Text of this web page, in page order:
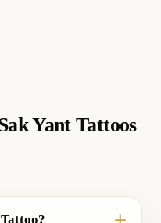
Yant Tattoos